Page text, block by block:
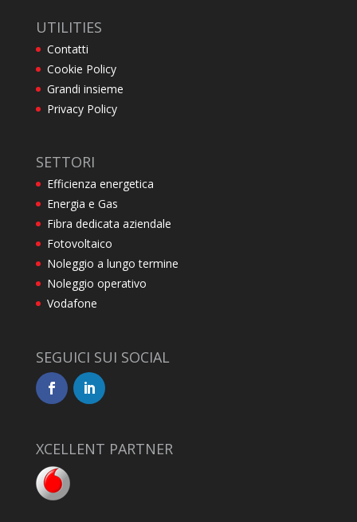
UTILITIES
Contatti
Cookie Policy
Grandi insieme
Privacy Policy
SETTORI
Efficienza energetica
Energia e Gas
Fibra dedicata aziendale
Fotovoltaico
Noleggio a lungo termine
Noleggio operativo
Vodafone
SEGUICI SUI SOCIAL
XCELLENT PARTNER